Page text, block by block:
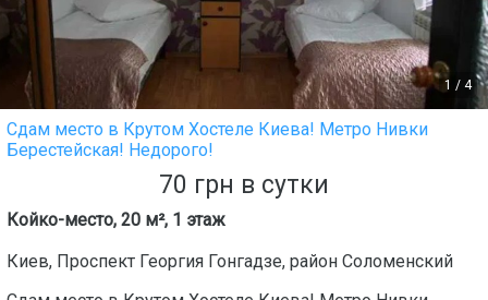
1 / 4
Сдам место в Крутом Хостеле Киева! Метро Нивки
Берестейская! Недорого!
70 грн в сутки
Койко-место, 20 м², 1 этаж
Киев, Проспект Георгия Гонгадзе, район Соломенский